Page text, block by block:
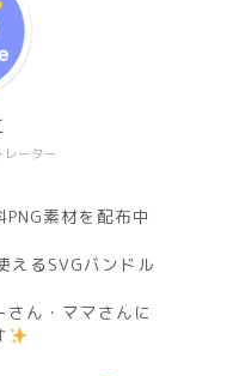
ーター
素材を配布中
るSVGバンドル
ん・ママさんに